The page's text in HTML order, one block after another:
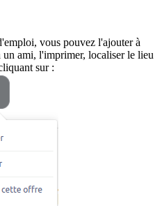
vous pouvez l'ajouter à
ami, l'imprimer, localiser le lieu
sur :